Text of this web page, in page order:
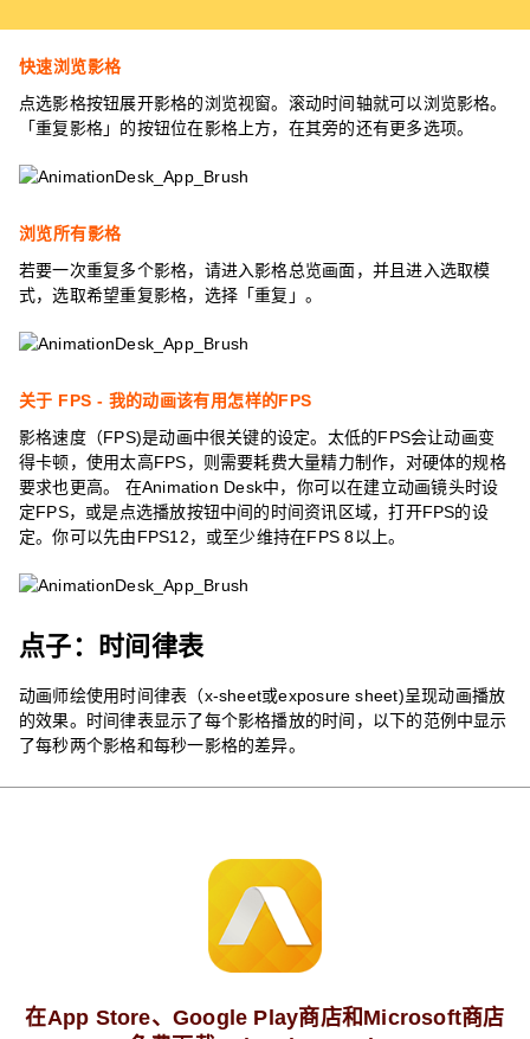
快速浏览影格
点选影格按钮展开影格的浏览视窗。滚动时间轴就可以浏览影格。
「重复影格」的按钮位在影格上方，在其旁的还有更多选项。
浏览所有影格
若要一次重复多个影格，请进入影格总览画面，并且进入选取模
式，选取希望重复影格，选择「重复」。
关于 FPS - 我的动画该有用怎样的FPS
影格速度（FPS)是动画中很关键的设定。太低的FPS会让动画变
得卡顿，使用太高FPS，则需要耗费大量精力制作，对硬体的规格
要求也更高。 在Animation Desk中，你可以在建立动画镜头时设
定FPS，或是点选播放按钮中间的时间资讯区域，打开FPS的设
定。你可以先由FPS12，或至少维持在FPS 8以上。
点子：时间律表
动画师绘使用时间律表（x-sheet或exposure sheet)呈现动画播放
的效果。时间律表显示了每个影格播放的时间，以下的范例中显示
了每秒两个影格和每秒一影格的差异。
在App Store、Google Play商店和Microsoft商店